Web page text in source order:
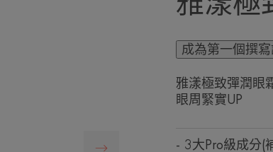
成為第一個撰
雅漾極致彈潤眼
眼周緊實UP
- 3大Pro級成分(